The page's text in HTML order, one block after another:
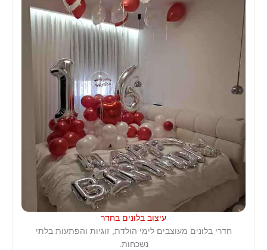
עיצוב בלונים בחדר
חדרי בלונים מעוצבים לימי הולדת, זוגיות והפתעות בלתי
נשכחות.